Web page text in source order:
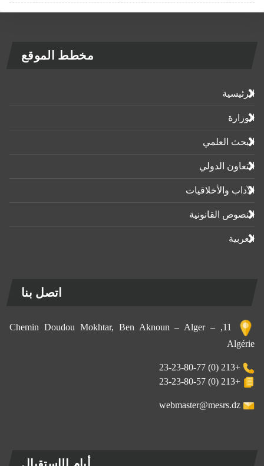
مخطط الموقع
الرئيسية
الوزارة
البحث العلمي
التعاون الدولي
الآداب واﻷخلاقيات
النصوص القانونية
العربية
اتصل بنا
11, Chemin Doudou Mokhtar, Ben Aknoun – Alger –
Algérie
+213 (0) 23-23-80-77
+213 (0) 23-23-80-57
webmaster@mesrs.dz